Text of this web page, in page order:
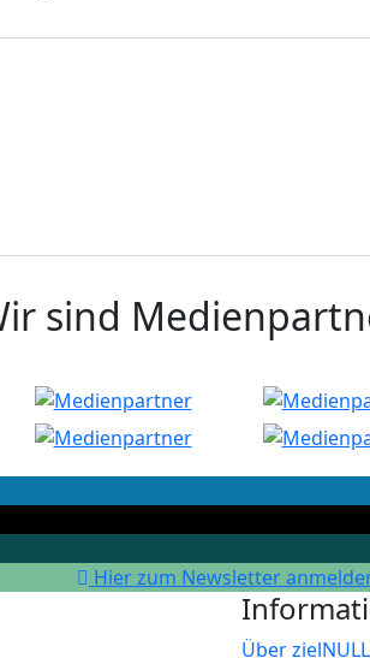
sind
Hier zum Newsletter
Über zielNULL